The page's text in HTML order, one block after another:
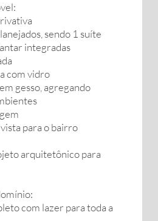
sendo 1 suíte
integradas
com vidro
gesso, agregando
para o bairro
arquitetônico para
com lazer para toda a